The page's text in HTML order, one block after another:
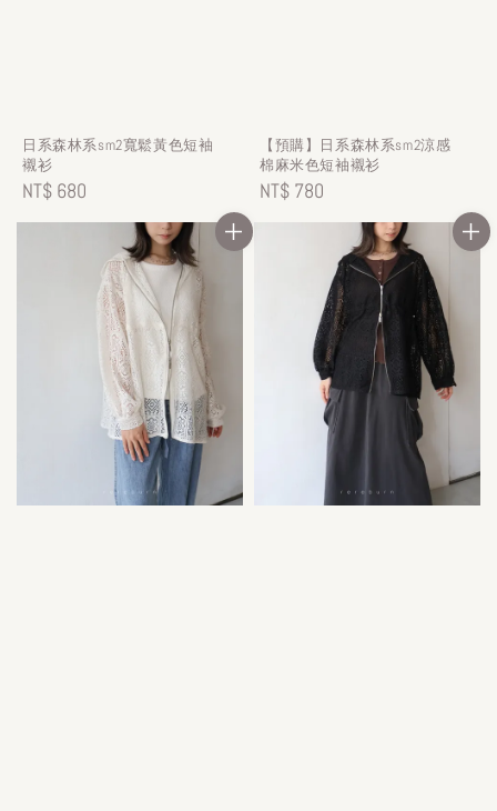
日系森林系sm2寬鬆黃色短袖
襯衫
Regular
price
NT$ 680
【預購】日系森林系sm2涼感
棉麻米色短袖襯衫
Regular
NT$ 780